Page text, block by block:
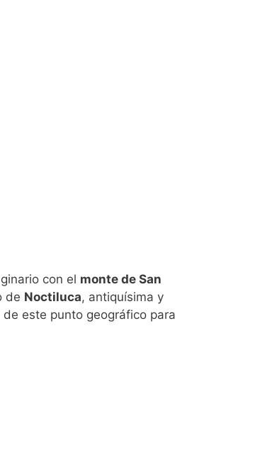
con el monte de San
de Noctiluca, antiquísima y
este punto geográfico para